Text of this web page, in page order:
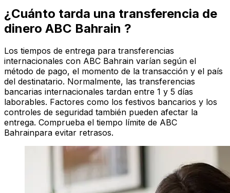
¿Cuánto tarda una transferencia de
dinero ABC Bahrain ?
Los tiempos de entrega para transferencias
internacionales con ABC Bahrain varían según el
método de pago, el momento de la transacción y el país
del destinatario. Normalmente, las transferencias
bancarias internacionales tardan entre 1 y 5 días
laborables. Factores como los festivos bancarios y los
controles de seguridad también pueden afectar la
entrega. Comprueba el tiempo límite de ABC
Bahrainpara evitar retrasos.